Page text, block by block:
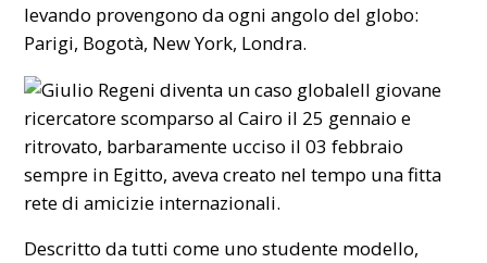
levando provengono da ogni angolo del globo:
Parigi, Bogotà, New York, Londra.
Il giovane
ricercatore scomparso al Cairo il 25 gennaio e
ritrovato, barbaramente ucciso il 03 febbraio
sempre in Egitto, aveva creato nel tempo una fitta
rete di amicizie internazionali.
Descritto da tutti come uno studente modello,